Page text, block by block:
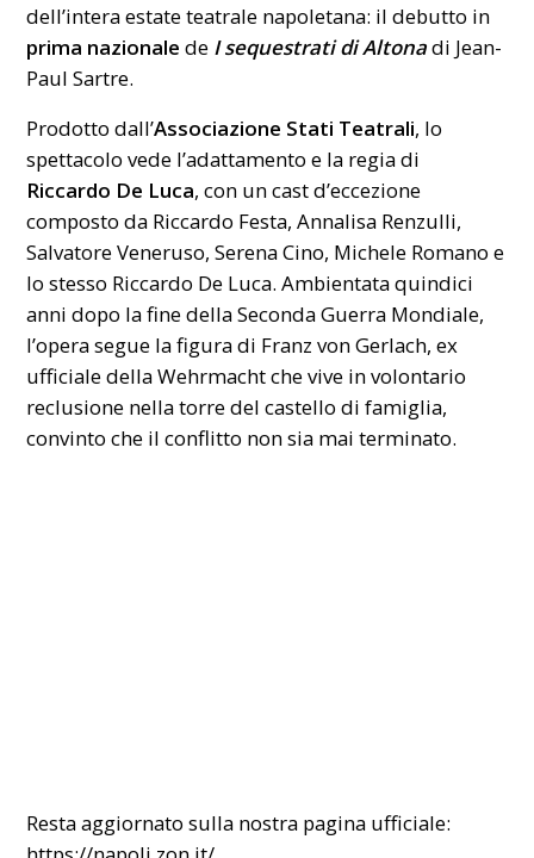
dell’intera estate teatrale napoletana: il debutto in
prima nazionale de I sequestrati di Altonadi Jean-
Paul Sartre.
Prodotto dall’Associazione Stati Teatrali, lo
spettacolo vede l’adattamento e la regia di
Riccardo De Luca, con un cast d’eccezione
composto da Riccardo Festa, Annalisa Renzulli,
Salvatore Veneruso, Serena Cino, Michele Romano e
lo stesso Riccardo De Luca. Ambientata quindici
anni dopo la fine della Seconda Guerra Mondiale,
l’opera segue la figura di Franz von Gerlach, ex
ufficiale della Wehrmacht che vive in volontario
reclusione nella torre del castello di famiglia,
convinto che il conflitto non sia mai terminato.
Resta aggiornato sulla nostra pagina ufficiale: